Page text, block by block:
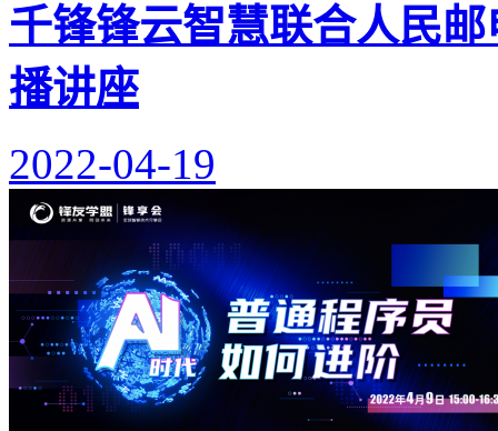
千锋锋云智慧联合人民
播讲座
2022-04-19